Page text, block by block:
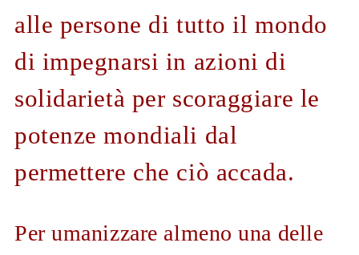
alle persone di tutto il mondo
di impegnarsi in azioni di
solidarietà per scoraggiare le
potenze mondiali dal
permettere che ciò accada.
Per umanizzare almeno una delle